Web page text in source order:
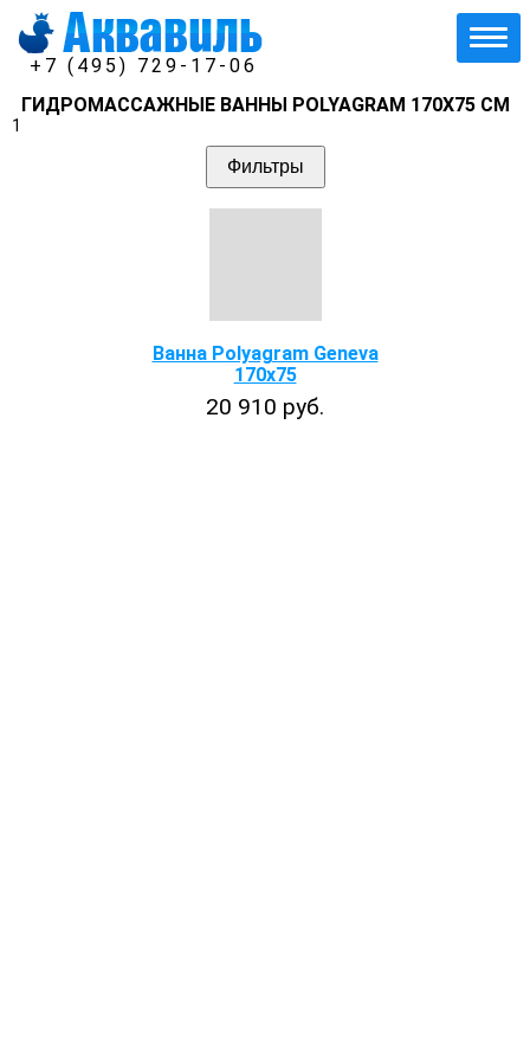
+7 (495) 729-17-06
ГИДРОМАССАЖНЫЕ ВАННЫ POLYAGRAM 170Х75 СМ
1
Фильтры
Ванна Polyagram Geneva
170x75
20 910 руб.